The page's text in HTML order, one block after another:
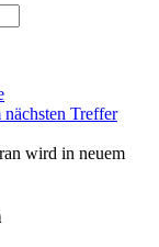
nächsten Treffer
wird in neuem